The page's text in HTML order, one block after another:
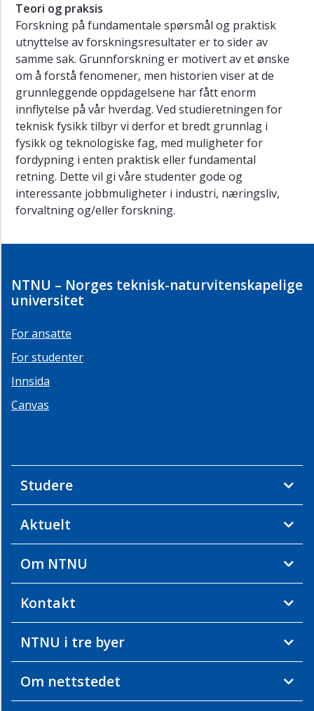
Teori og praksis
Forskning på fundamentale spørsmål og praktisk
utnyttelse av forskningsresultater er to sider av
samme sak. Grunnforskning er motivert av et ønske
om å forstå fenomener, men historien viser at de
grunnleggende oppdagelsene har fått enorm
innflytelse på vår hverdag. Ved studieretningen for
teknisk fysikk tilbyr vi derfor et bredt grunnlag i
fysikk og teknologiske fag, med muligheter for
fordypning i enten praktisk eller fundamental
retning. Dette vil gi våre studenter gode og
interessante jobbmuligheter i industri, næringsliv,
forvaltning og/eller forskning.
NTNU – Norges teknisk-naturvitenskapelige
universitet
For ansatte
For studenter
Innsida
Canvas
Studere
Aktuelt
Om NTNU
Kontakt
NTNU i tre byer
Om nettstedet